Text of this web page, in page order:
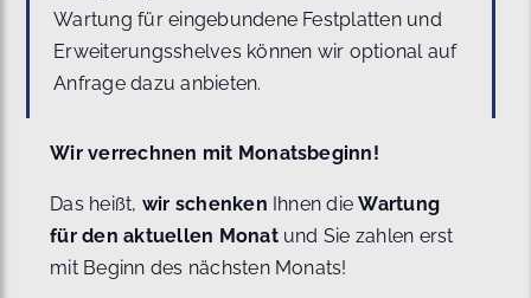
Wartung für eingebundene Festplatten und
Erweiterungsshelves können wir optional auf
Anfrage dazu anbieten.
Wir verrechnen mit Monatsbeginn!
Das heißt, wir schenken Ihnen dieWartung
für den aktuellen Monat und Sie zahlen erst
mit Beginn des nächsten Monats!